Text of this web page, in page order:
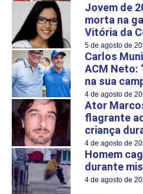
Jovem de
morta na
Vitória da
5 de agosto de
Carlos
ACM Neto:
na sua
4 de agosto de
Ator
flagrante
criança
4 de agosto de
Homem
durante
4 de agosto de